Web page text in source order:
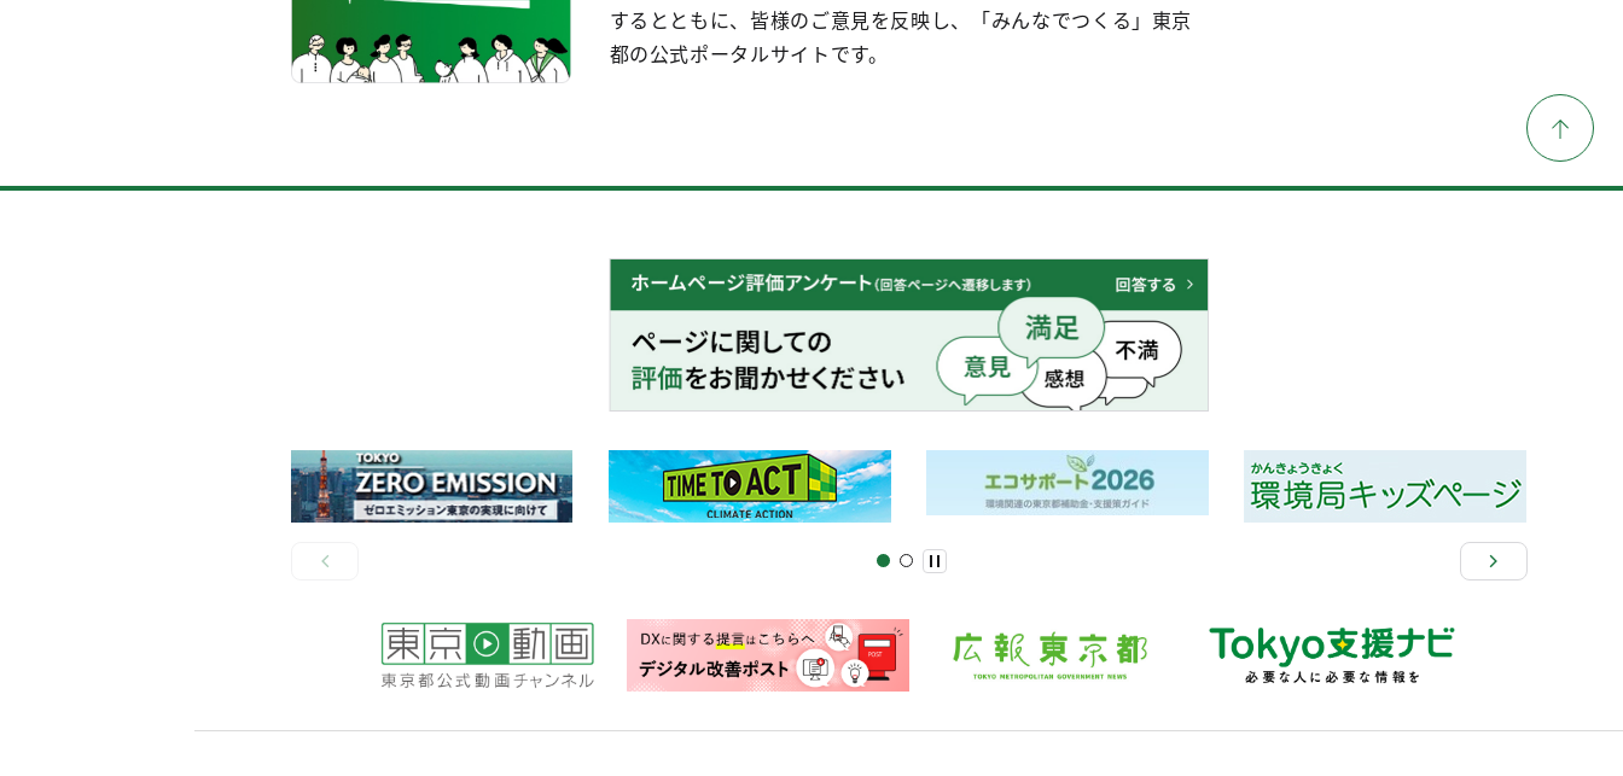
するとともに、皆様のご意見を反映し、「みんなでつくる」東京
都の公式ポータルサイトです。